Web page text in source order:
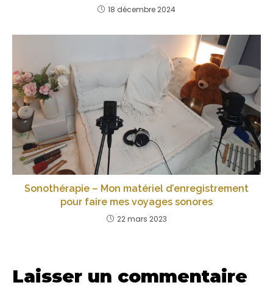
18 décembre 2024
Sonothérapie – Mon matériel d’enregistrement
pour faire mes voyages sonores
22 mars 2023
Laisser un commentaire